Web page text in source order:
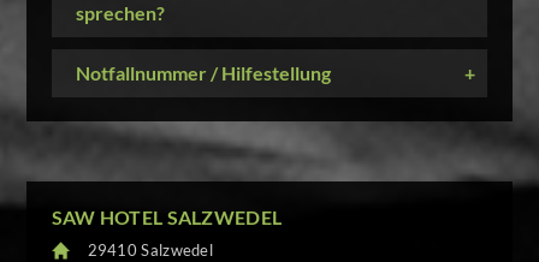
sprechen?
Notfallnummer / Hilfestellung +
SAW HOTEL SALZWEDEL
29410 Salzwedel